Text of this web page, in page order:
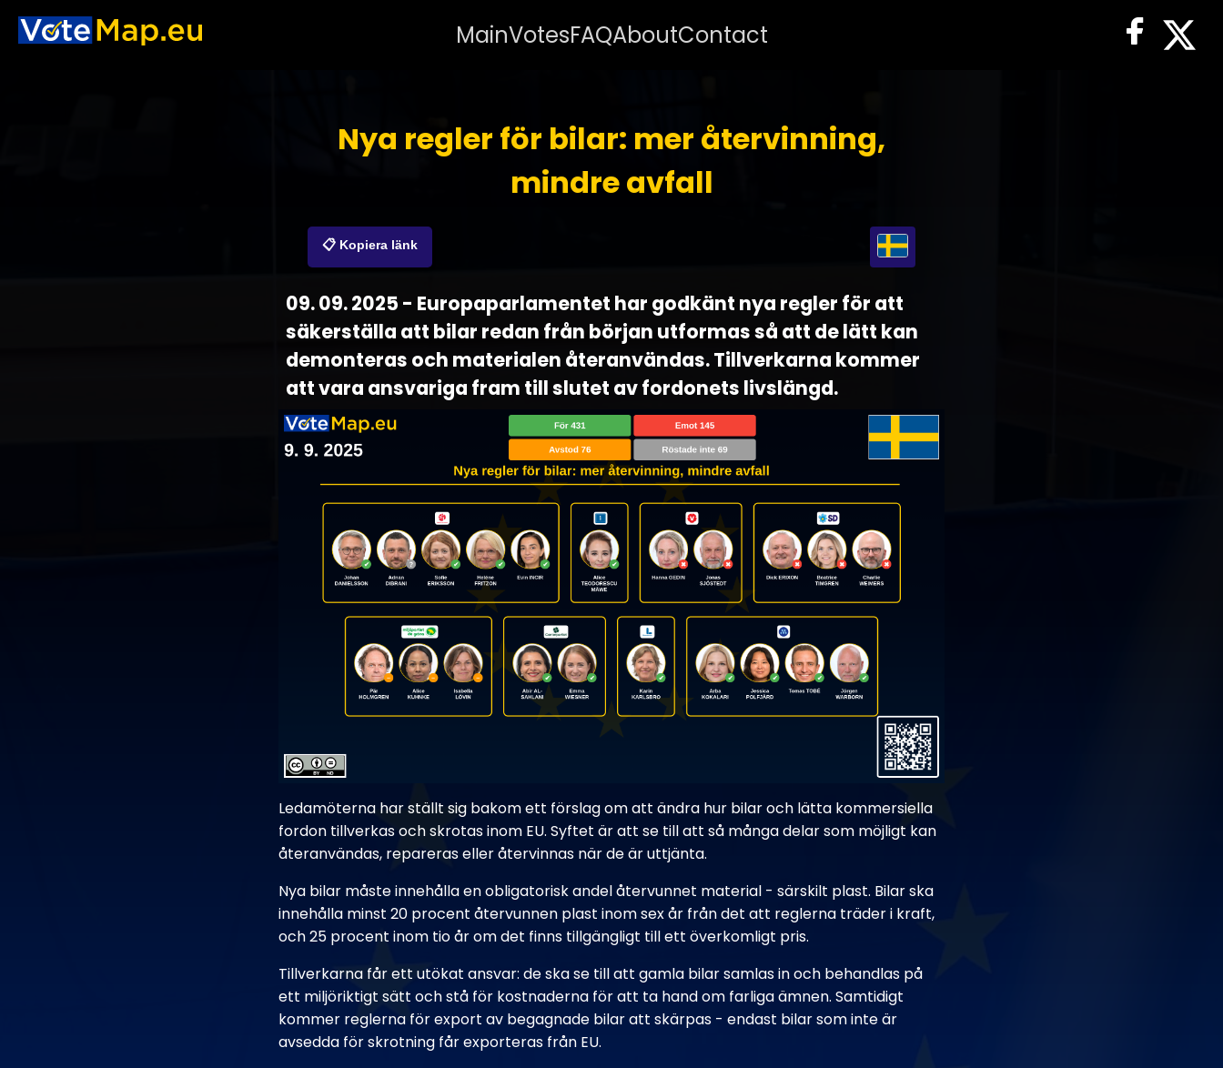
MainVotesFAQAboutContact
Nya regler för bilar: mer återvinning,
mindre avfall
📋 Kopiera länk
09. 09. 2025 - Europaparlamentet har godkänt nya regler för att
säkerställa att bilar redan från början utformas så att de lätt kan
demonteras och materialen återanvändas. Tillverkarna kommer
att vara ansvariga fram till slutet av fordonets livslängd.
Ledamöterna har ställt sig bakom ett förslag om att ändra hur bilar och lätta kommersiella
fordon tillverkas och skrotas inom EU. Syftet är att se till att så många delar som möjligt kan
återanvändas, repareras eller återvinnas när de är uttjänta.
Nya bilar måste innehålla en obligatorisk andel återvunnet material - särskilt plast. Bilar ska
innehålla minst 20 procent återvunnen plast inom sex år från det att reglerna träder i kraft,
och 25 procent inom tio år om det finns tillgängligt till ett överkomligt pris.
Tillverkarna får ett utökat ansvar: de ska se till att gamla bilar samlas in och behandlas på
ett miljöriktigt sätt och stå för kostnaderna för att ta hand om farliga ämnen. Samtidigt
kommer reglerna för export av begagnade bilar att skärpas - endast bilar som inte är
avsedda för skrotning får exporteras från EU.